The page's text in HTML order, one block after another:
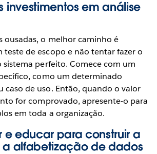
investimentos em análise
ousadas, o melhor caminho é
teste de escopo e não tentar fazer o
sistema perfeito. Comece com um
como um determinado
caso de uso. Então, quando o valor
for comprovado, apresente-o para
em toda a organização.
e educar para construir a
alfabetização de dados